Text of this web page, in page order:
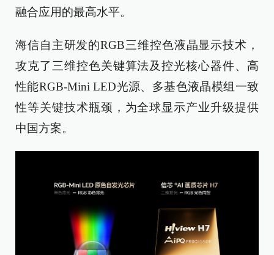
融合应用的最高水平。
海信自主研发的RGB三维控色液晶显示技术，
攻克了三维控色关键算法及控光核心器件、高
性能RGB-Mini LED光源、多基色液晶模组一致
性等关键技术瓶颈，为全球显示产业升级提供
中国方案。